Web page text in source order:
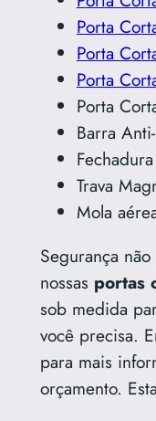
Porta
Porta
Porta
Porta
Barra
Trava
Mola
Segurança
nossas portas
sob medida
você precisa.
para mais
orçamento.